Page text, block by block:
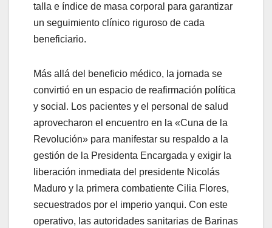
talla e índice de masa corporal para garantizar
un seguimiento clínico riguroso de cada
beneficiario.
Más allá del beneficio médico, la jornada se
convirtió en un espacio de reafirmación política
y social. Los pacientes y el personal de salud
aprovecharon el encuentro en la «Cuna de la
Revolución» para manifestar su respaldo a la
gestión de la Presidenta Encargada y exigir la
liberación inmediata del presidente Nicolás
Maduro y la primera combatiente Cilia Flores,
secuestrados por el imperio yanqui. Con este
operativo, las autoridades sanitarias de Barinas